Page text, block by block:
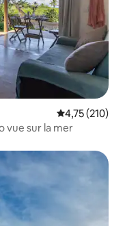
Évaluation
4,75 (210)
vue sur la mer